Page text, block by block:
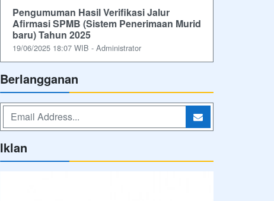
Pengumuman Hasil Verifikasi Jalur
Afirmasi SPMB (Sistem Penerimaan Murid
baru) Tahun 2025
19/06/2025 18:07 WIB - Administrator
Berlangganan
Iklan